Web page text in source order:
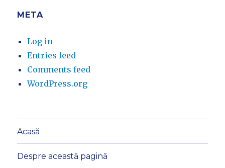
META
Log in
Entries feed
Comments feed
WordPress.org
Acasă
Despre această pagină